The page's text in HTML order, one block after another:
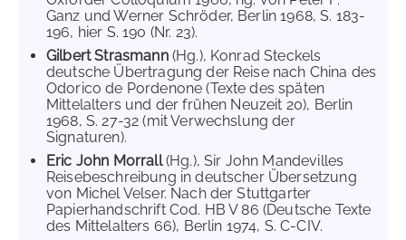
Ganz und Werner Schröder, Berlin 1968, S. 183-
196, hier S. 190 (Nr. 23).
Gilbert Strasmann (Hg.), Konrad Steckels
deutsche Übertragung der Reise nach China des
Odorico de Pordenone (Texte des späten
Mittelalters und der frühen Neuzeit 20), Berlin
1968, S. 27-32 (mit Verwechslung der
Signaturen).
Eric John Morrall(Hg.), Sir John Mandevilles
Reisebeschreibung in deutscher Übersetzung
von Michel Velser. Nach der Stuttgarter
Papierhandschrift Cod. HB V 86 (Deutsche Texte
des Mittelalters 66), Berlin 1974, S. C-CIV.